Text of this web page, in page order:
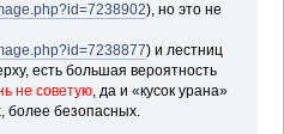
), но это не
) и лестниц
есть большая вероятность
не советую, да и «кусок урана»
более безопасных.